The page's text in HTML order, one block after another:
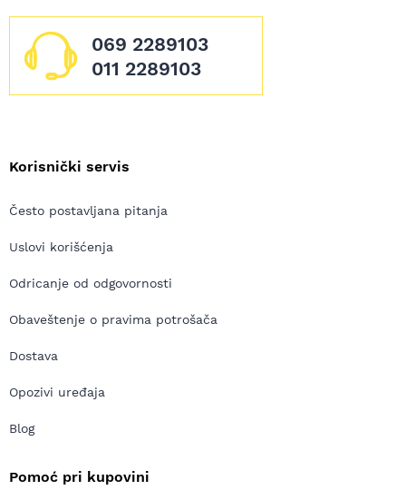
069 2289103
011 2289103
Korisnički servis
Često postavljana pitanja
Uslovi korišćenja
Odricanje od odgovornosti
Obaveštenje o pravima potrošača
Dostava
Opozivi uređaja
Blog
Pomoć pri kupovini